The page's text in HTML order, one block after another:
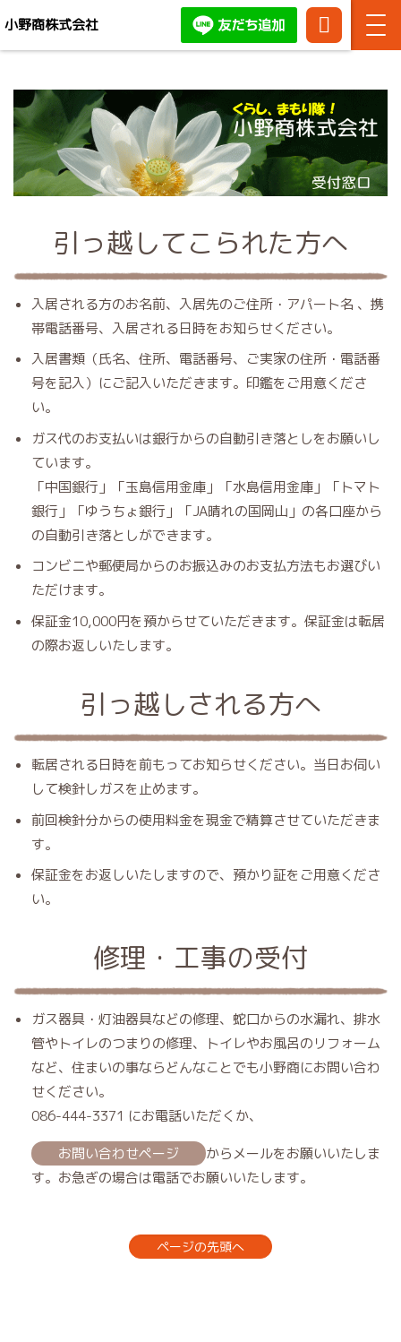
小野商株式会社
TEL:086-
3371
引っ越してこられた方へ
入居される方のお名前、入居先のご住所・アパート名 、携
帯電話番号、入居される日時をお知らせください。
入居書類（氏名、住所、電話番号、ご実家の住所・電話番
号を記入）にご記入いただきます。印鑑をご用意くださ
い。
ガス代のお支払いは銀行からの自動引き落としをお願いし
ています。
「中国銀行」「玉島信用金庫」「水島信用金庫」「トマト
銀行」「ゆうちょ銀行」「JA晴れの国岡山」の各口座から
の自動引き落としができます。
コンビニや郵便局からのお振込みのお支払方法もお選びい
ただけます。
保証金10,000円を預からせていただきます。保証金は転居
の際お返しいたします。
引っ越しされる方へ
転居される日時を前もってお知らせください。当日お伺い
して検針しガスを止めます。
前回検針分からの使用料金を現金で精算させていただきま
す。
保証金をお返しいたしますので、預かり証をご用意くださ
い。
修理・工事の受付
ガス器具・灯油器具などの修理、蛇口からの水漏れ、排水
管やトイレのつまりの修理、トイレやお風呂のリフォーム
など、住まいの事ならどんなことでも小野商にお問い合わ
せください。
086-444-3371 にお電話いただくか、
お問い合わせページ
からメールをお願いいたしま
す。お急ぎの場合は電話でお願いいたします。
ページの先頭へ